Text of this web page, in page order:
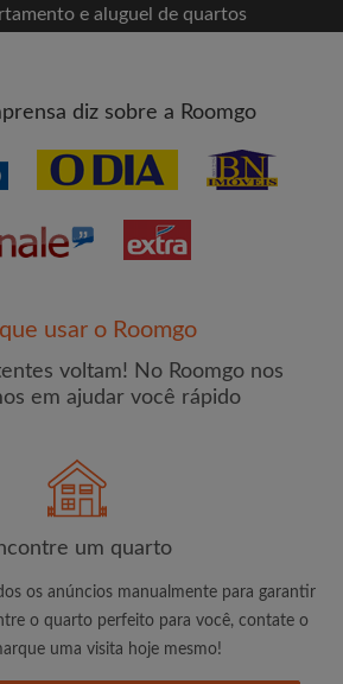
OU
com os
Termos e Condições de
Privadicade
e aluguel de quartos
diz sobre a Roomgo
usar o Roomgo
voltam! No Roomgo nos
em ajudar você rápido
um quarto
os anúncios manualmente para garantir
o quarto perfeito para você, contate o
uma visita hoje mesmo!